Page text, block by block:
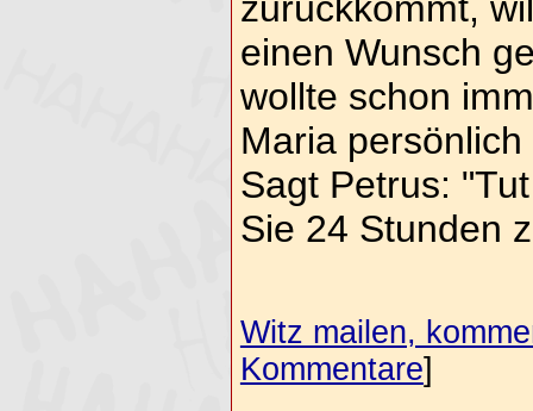
einen Wunsch
wollte schon
Maria
Sagt Petrus:
Sie 24 Stunden
Witz mailen,
Kommentare]